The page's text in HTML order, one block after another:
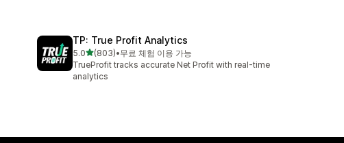
TP: True Profit Analytics
5.0별 5개 중
(803)
총 리뷰 803개
•무료 체험 이용 가능
TrueProfit tracks accurate Net Profit with real-time
analytics